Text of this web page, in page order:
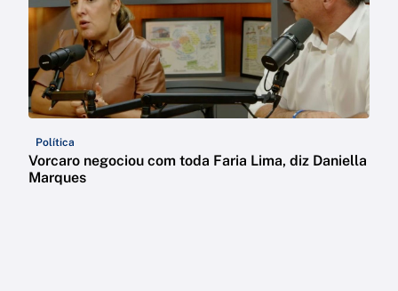
Política
Vorcaro negociou com toda Faria Lima, diz Daniella
Marques